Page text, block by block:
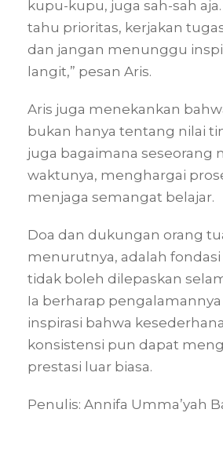
kupu-kupu, juga sah-sah
tahu prioritas, kerjakan
dan jangan menunggu
langit,” pesan Aris.
Aris juga menekankan
bukan hanya tentang nilai
juga bagaimana seseorang
waktunya, menghargai
menjaga semangat belajar.
Doa dan dukungan orang
menurutnya, adalah
tidak boleh dilepaskan
Ia berharap
inspirasi bahwa
konsistensi pun dapat
prestasi luar biasa.
Penulis: Annifa Umma’yah